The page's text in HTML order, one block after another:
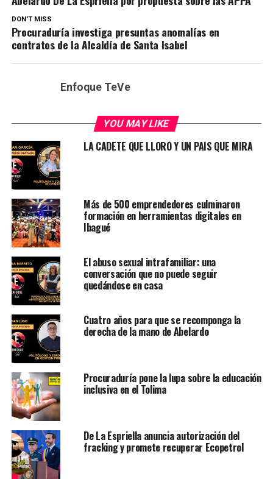
DON'T MISS
Procuraduría investiga presuntas anomalías en
contratos de la Alcaldía de Santa Isabel
Enfoque TeVe
YOU MAY LIKE
LA CADETE QUE LLORÓ Y UN PAÍS QUE MIRA
Más de 500 emprendedores culminaron
formación en herramientas digitales en
Ibagué
El abuso sexual intrafamiliar: una
conversación que no puede seguir
quedándose en casa
Cuatro años para que se recomponga la
derecha de la mano de Abelardo
Procuraduría pone la lupa sobre la educación
inclusiva en el Tolima
De La Espriella anuncia autorización del
fracking y promete recuperar Ecopetrol